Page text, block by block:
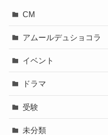
CM
アムールデュショコラ
イベント
ドラマ
受験
未分類